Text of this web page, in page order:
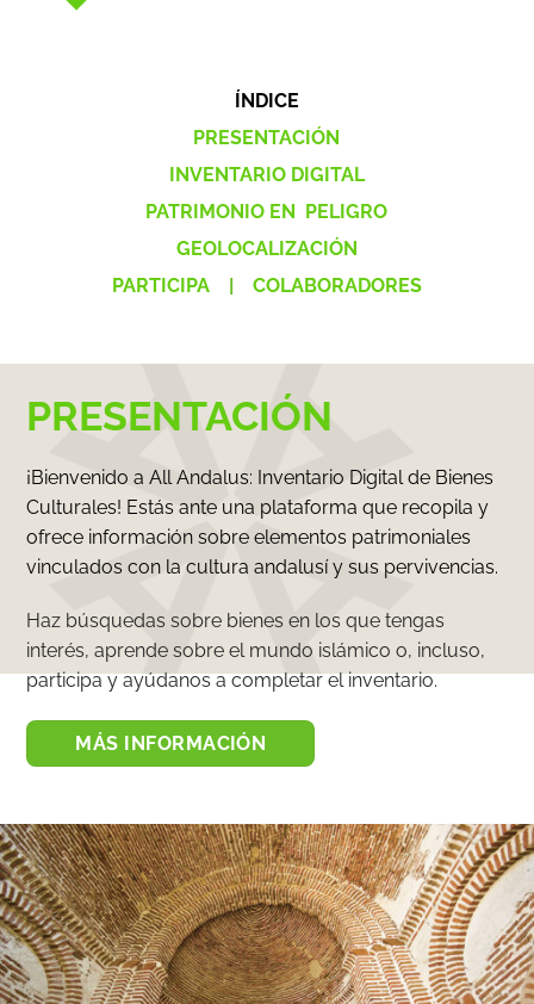
ÍNDICE
PRESENTACIÓN
INVENTARIO DIGITAL
PATRIMONIO EN PELIGRO
GEOLOCALIZACIÓN
PARTICIPA| COLABORADORES
PRESENTACIÓN
¡Bienvenido a All Andalus: Inventario Digital de Bienes
Culturales! Estás ante una plataforma que recopila y
ofrece información sobre elementos patrimoniales
vinculados con la cultura andalusí y sus pervivencias.
Haz búsquedas sobre bienes en los que tengas
interés, aprende sobre el mundo islámico o, incluso,
participa y ayúdanos a completar el inventario.
MÁS INFORMACIÓN